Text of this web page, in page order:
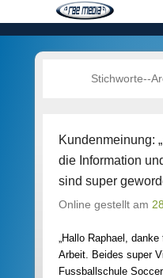
Stichworte--
Kundenmeinung:
die Information
sind super
Online gestellt am
„Hallo Raphael,
Arbeit. Beides super
Fussballschule